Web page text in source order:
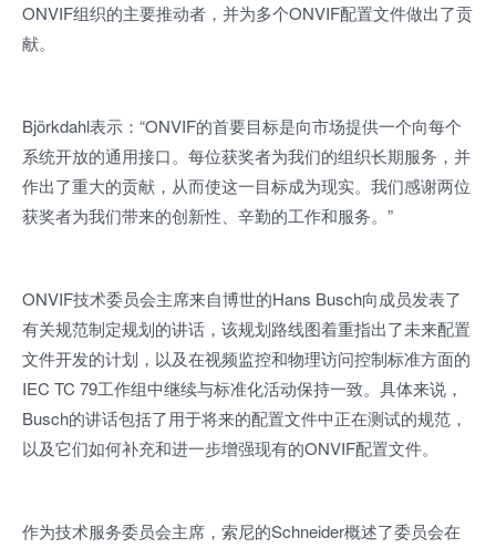
ONVIF组织的主要推动者，并为多个ONVIF配置文件做出了贡
献。
Björkdahl表示：“ONVIF的首要目标是向市场提供一个向每个
系统开放的通用接口。每位获奖者为我们的组织长期服务，并
作出了重大的贡献，从而使这一目标成为现实。我们感谢两位
获奖者为我们带来的创新性、辛勤的工作和服务。”
ONVIF技术委员会主席来自博世的Hans Busch向成员发表了
有关规范制定规划的讲话，该规划路线图着重指出了未来配置
文件开发的计划，以及在视频监控和物理访问控制标准方面的
IEC TC 79工作组中继续与标准化活动保持一致。具体来说，
Busch的讲话包括了用于将来的配置文件中正在测试的规范，
以及它们如何补充和进一步增强现有的ONVIF配置文件。
作为技术服务委员会主席，索尼的Schneider概述了委员会在